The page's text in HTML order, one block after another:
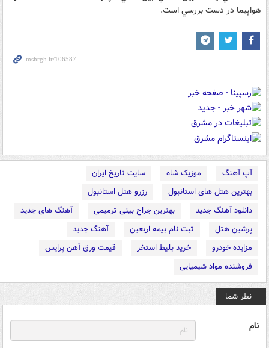
هواپيما در دست بررسي است.
آپ آهنگ موزیک شاه
سایت تاریخ ایران
بهترین هتل های استانبول
رزرو هتل استانبول
دانلود آهنگ جدید
بهترین جراح بینی ترمیمی
آهنگ های جدید
پرشین هتل
ثبت نام بیمه اربعین
آهنگ جدید
مزایده خودرو
خرید بلیط استخر
قیمت ورق آهن پرایس
فروشنده مواد شیمیایی
نظر شما
نام